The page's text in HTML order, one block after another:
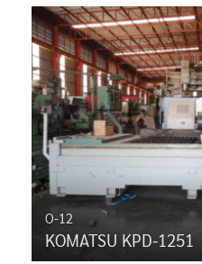
O-12
KOMATSU KPD-1251